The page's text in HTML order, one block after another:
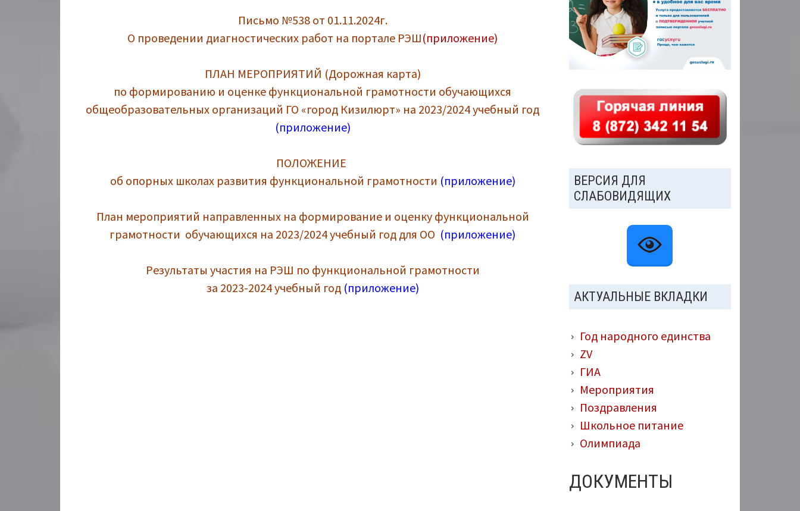
Письмо №538 от 01.11.2024г.
О проведении диагностических работ на портале РЭШ(приложение)
ПЛАН МЕРОПРИЯТИЙ (Дорожная карта)
по формированию и оценке функциональной грамотности обучающихся
общеобразовательных организаций ГО «город Кизилюрт» на 2023/2024 учебный год
(приложение)
ПОЛОЖЕНИЕ
об опорных школах развития функциональной грамотности (приложение)
План мероприятий направленных на формирование и оценку функциональной
грамотности обучающихся на 2023/2024 учебный год для ОО (приложение)
Результаты участия на РЭШ по функциональной грамотности
за 2023-2024 учебный год (приложение)
ВЕРСИЯ ДЛЯ
СЛАБОВИДЯЩИХ
АКТУАЛЬНЫЕ ВКЛАДКИ
Год народного единства
ZV
ГИА
Мероприятия
Поздравления
Школьное питание
Олимпиада
ДОКУМЕНТЫ